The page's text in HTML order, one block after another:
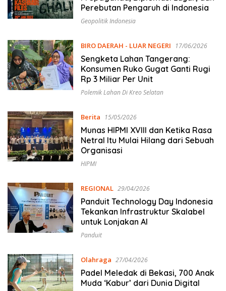
Perebutan Pengaruh di Indonesia
Geopolitik Indonesia
BIRO DAERAH - LUAR NEGERI 17/06/2026
Sengketa Lahan Tangerang:
Konsumen Ruko Gugat Ganti Rugi
Rp 3 Miliar Per Unit
Polemik Lahan Di Kreo Selatan
Berita 15/05/2026
Munas HIPMI XVIII dan Ketika Rasa
Netral Itu Mulai Hilang dari Sebuah
Organisasi
HIPMI
REGIONAL 29/04/2026
Panduit Technology Day Indonesia
Tekankan Infrastruktur Skalabel
untuk Lonjakan AI
Panduit
Olahraga 27/04/2026
Padel Meledak di Bekasi, 700 Anak
Muda ‘Kabur’ dari Dunia Digital